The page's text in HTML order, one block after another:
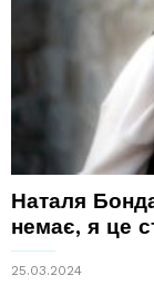
Наталя
немає, я це
25.03.2024